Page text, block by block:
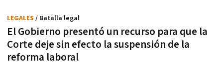
El Gobierno presentó un recurso para que la
Corte deje sin efecto la suspensión de la
reforma laboral
LEGALES / Batalla legal